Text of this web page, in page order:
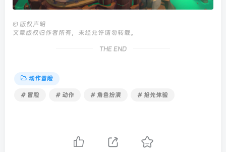
© 版权声明
文章版权归作者所有，未经允许请勿转载。
THE END
动作冒险
# 冒险 # 动作 # 角色扮演 # 抢先体验